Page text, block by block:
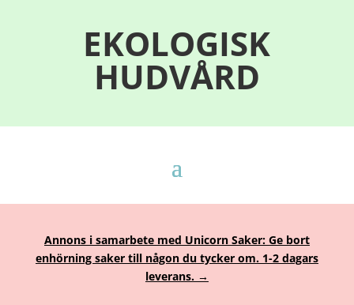
EKOLOGISK
HUDVÅRD
Annons i samarbete med Unicorn Saker: Ge bort
enhörning saker till någon du tycker om. 1-2 dagars
leverans. →